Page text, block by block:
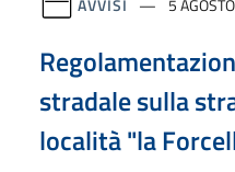
stradale sulla
località "la